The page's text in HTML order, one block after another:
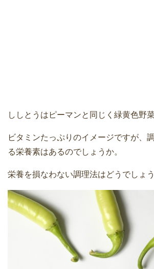
ししとうはピーマンと同じく緑黄色野菜
ビタミンたっぷりのイメージですが、
る栄養素はあるのでしょうか。
栄養を損なわない調理法はどうでしょう